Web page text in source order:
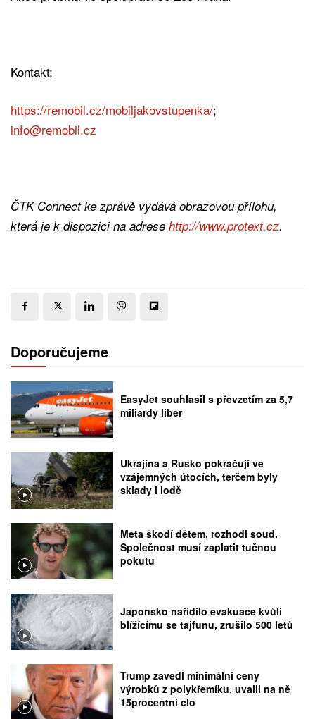
Kontakt:
https://remobil.cz/mobiljakovstupenka/;
info@remobil.cz
ČTK Connect ke zprávě vydává obrazovou přílohu,
která je k dispozici na adrese http://www.protext.cz.
Doporučujeme
EasyJet souhlasil s převzetím za 5,7
miliardy liber
Ukrajina a Rusko pokračují ve
vzájemných útocích, terčem byly
sklady i lodě
Meta škodí dětem, rozhodl soud.
Společnost musí zaplatit tučnou
pokutu
Japonsko nařídilo evakuace kvůli
blížícímu se tajfunu, zrušilo 500 letů
Trump zavedl minimální ceny
výrobků z polykřemíku, uvalil na ně
15procentní clo